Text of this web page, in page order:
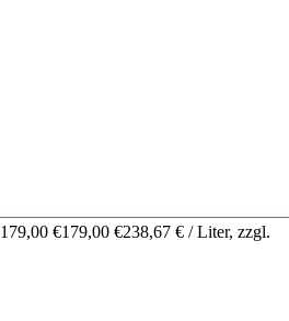
179,00 €179,00 €238,67 € / Liter, zzgl.